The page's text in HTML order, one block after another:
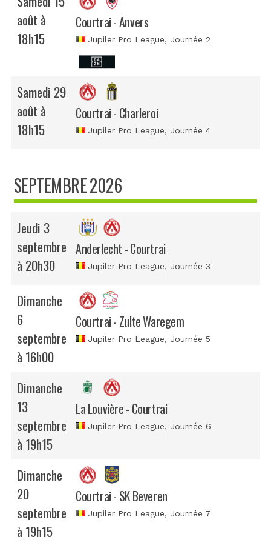
août à
18h15
Courtrai - Anvers
Jupiler Pro League, Journée 2
Samedi 29
août à
18h15
Courtrai - Charleroi
Jupiler Pro League, Journée 4
SEPTEMBRE 2026
Jeudi 3
septembre
à 20h30
Anderlecht - Courtrai
Jupiler Pro League, Journée 3
Dimanche
6
septembre
à 16h00
Courtrai - Zulte Waregem
Jupiler Pro League, Journée 5
Dimanche
13
septembre
à 19h15
La Louvière - Courtrai
Jupiler Pro League, Journée 6
Dimanche
20
septembre
à 19h15
Courtrai - SK Beveren
Jupiler Pro League, Journée 7